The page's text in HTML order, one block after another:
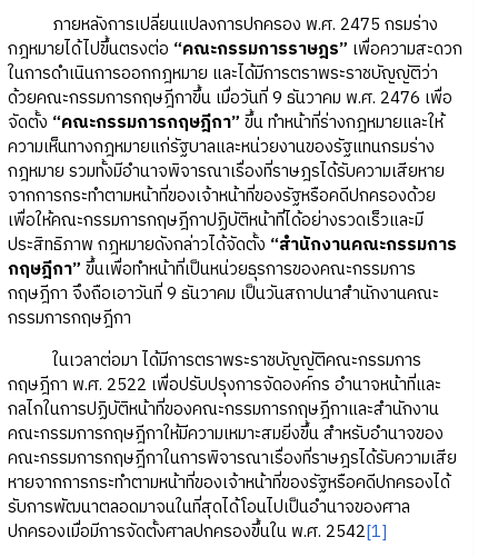
ภายหลังการเปลี่ยนแปลงการปกครอง พ.ศ. 2475 กรมร่าง
กฎหมายได้ไปขึ้นตรงต่อ “คณะกรรมการราษฎร” เพื่อความสะดวก
ในการดำเนินการออกกฎหมาย และได้มีการตราพระราชบัญญัติว่า
ด้วยคณะกรรมการกฤษฎีกาขึ้น เมื่อวันที่ 9 ธันวาคม พ.ศ. 2476 เพื่อ
จัดตั้ง “คณะกรรมการกฤษฎีกา” ขึ้น ทำหน้าที่ร่างกฎหมายและให้
ความเห็นทางกฎหมายแก่รัฐบาลและหน่วยงานของรัฐแทนกรมร่าง
กฎหมาย รวมทั้งมีอำนาจพิจารณาเรื่องที่ราษฎรได้รับความเสียหาย
จากการกระทำตามหน้าที่ของเจ้าหน้าที่ของรัฐหรือคดีปกครองด้วย
เพื่อให้คณะกรรมการกฤษฎีกาปฏิบัติหน้าที่ได้อย่างรวดเร็วและมี
ประสิทธิภาพ กฎหมายดังกล่าวได้จัดตั้ง “สำนักงานคณะกรรมการ
กฤษฎีกา” ขึ้นเพื่อทำหน้าที่เป็นหน่วยธุรการของคณะกรรมการ
กฤษฎีกา จึงถือเอาวันที่ 9 ธันวาคม เป็นวันสถาปนาสำนักงานคณะ
กรรมการกฤษฎีกา
ในเวลาต่อมา ได้มีการตราพระราชบัญญัติคณะกรรมการ
กฤษฎีกา พ.ศ. 2522 เพื่อปรับปรุงการจัดองค์กร อำนาจหน้าที่และ
กลไกในการปฏิบัติหน้าที่ของคณะกรรมการกฤษฎีกาและสำนักงาน
คณะกรรมการกฤษฎีกาให้มีความเหมาะสมยิ่งขึ้น สำหรับอำนาจของ
คณะกรรมการกฤษฎีกาในการพิจารณาเรื่องที่ราษฎรได้รับความเสีย
หายจากการกระทำตามหน้าที่ของเจ้าหน้าที่ของรัฐหรือคดีปกครองได้
รับการพัฒนาตลอดมาจนในที่สุดได้โอนไปเป็นอำนาจของศาล
ปกครองเมื่อมีการจัดตั้งศาลปกครองขึ้นใน พ.ศ. 2542[1]